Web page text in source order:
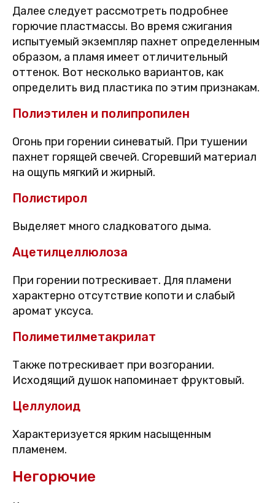
Далее следует рассмотреть подробнее
горючие пластмассы. Во время сжигания
испытуемый экземпляр пахнет определенным
образом, а пламя имеет отличительный
оттенок. Вот несколько вариантов, как
определить вид пластика по этим признакам.
Полиэтилен и полипропилен
Огонь при горении синеватый. При тушении
пахнет горящей свечей. Сгоревший материал
на ощупь мягкий и жирный.
Полистирол
Выделяет много сладковатого дыма.
Ацетилцеллюлоза
При горении потрескивает. Для пламени
характерно отсутствие копоти и слабый
аромат уксуса.
Полиметилметакрилат
Также потрескивает при возгорании.
Исходящий душок напоминает фруктовый.
Целлулоид
Характеризуется ярким насыщенным
пламенем.
Негорючие